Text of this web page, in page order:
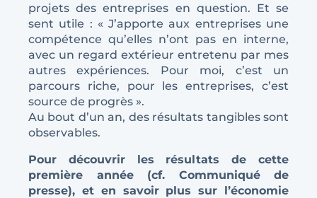
projets des entreprises en question. Et se
sent utile : « J’apporte aux entreprises une
compétence qu’elles n’ont pas en interne,
avec un regard extérieur entretenu par mes
autres expériences. Pour moi, c’est un
parcours riche, pour les entreprises, c’est
source de progrès ».
Au bout d’un an, des résultats tangibles sont
observables.
Pour découvrir les résultats de cette
première année (cf. Communiqué de
presse), et en savoir plus sur l’économie